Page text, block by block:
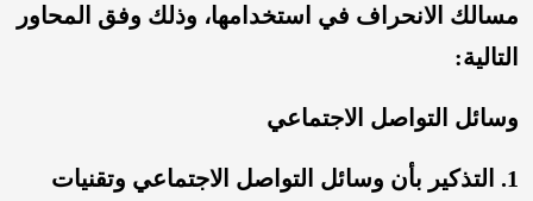
مسالك الانحراف في استخدامها، وذلك وفق المحاور
التالية:
وسائل التواصل الاجتماعي
1. التذكير بأن وسائل التواصل الاجتماعي وتقنيات